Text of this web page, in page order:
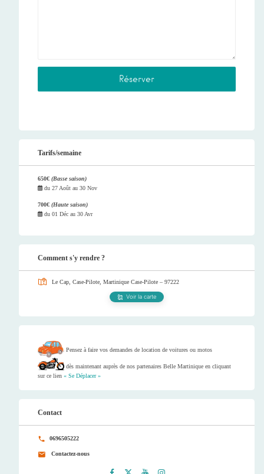
Tarifs/semaine
650€ (Basse saison)
du 27 Août au 30 Nov
700€ (Haute saison)
du 01 Déc au 30 Avr
Comment s'y rendre ?
Le Cap, Case-Pilote, Martinique Case-Pilote – 97222
Voir la carte
Pensez à faire vos demandes de location de voitures ou motos
dès maintenant auprès de nos partenaires Belle Martinique en cliquant
sur ce lien « Se Déplacer »
Contact
0696505222
Contactez-nous